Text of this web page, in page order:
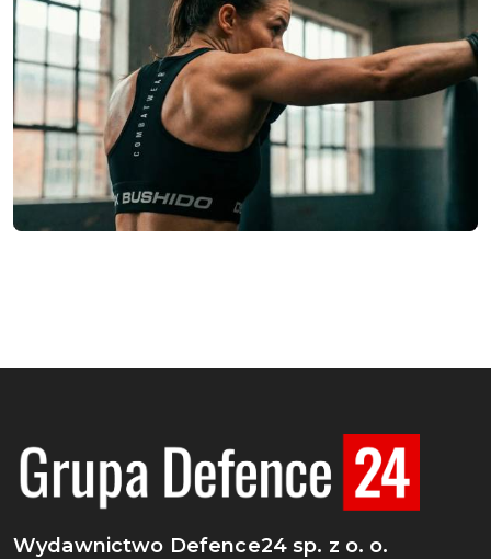
Wydawnictwo Defence24 sp. z o. o.